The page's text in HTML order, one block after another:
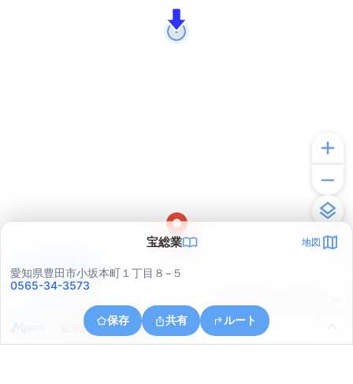
宝総業 地図
愛知県豊田市小坂本町１丁目８−５
0565-34-3573
保存 共有 ルート
愛知県豊田市高原町４丁目
アプリで見る